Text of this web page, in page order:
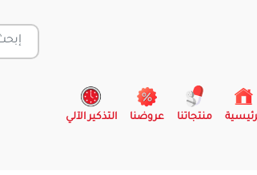
(current) منتجاتنا عروضنا التذكير الآلي